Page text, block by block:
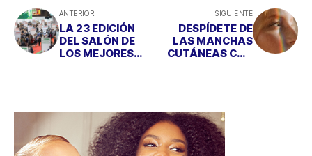
ANTERIOR
LA 23 EDICIÓN
DEL SALÓN DE
LOS MEJORES
SIGUIENTE
DESPÍDETE DE
LAS MANCHAS
CUTÁNEAS CON